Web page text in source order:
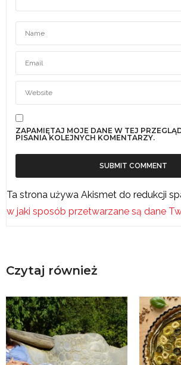
ZAPAMIĘTAJ MOJE DANE W TEJ
PISANIA KOLEJNYCH KOMENTARZY.
Ta strona używa Akismet do redukcji
w jaki sposób przetwarzane są dane
Czytaj również